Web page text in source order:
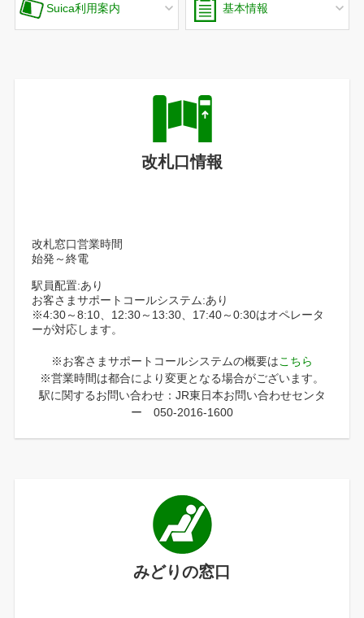
Suica利用案内 基本情報
改札口情報
改札窓口営業時間
始発～終電
駅員配置:あり
お客さまサポートコールシステム:あり
※4:30～8:10、12:30～13:30、17:40～0:30はオペレータ
ーが対応します。
※お客さまサポートコールシステムの概要はこちら
※営業時間は都合により変更となる場合がございます。
駅に関するお問い合わせ：JR東日本お問い合わせセンタ
ー 050-2016-1600
みどりの窓口